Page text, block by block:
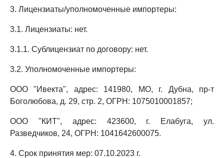
3. Лицензиаты/уполномоченные импортеры:
3.1. Лицензиаты: нет.
3.1.1. Сублицензиат по договору: нет.
3.2. Уполномоченные импортеры:
ООО "Ивекта", адрес: 141980, МО, г. Дубна, пр-т
Боголюбова, д. 29, стр. 2, ОГРН: 1075010001857;
ООО "КИТ", адрес: 423600, г. Елабуга, ул.
Разведчиков, 24, ОГРН: 1041642600075.
4. Срок принятия мер: 07.10.2023 г.